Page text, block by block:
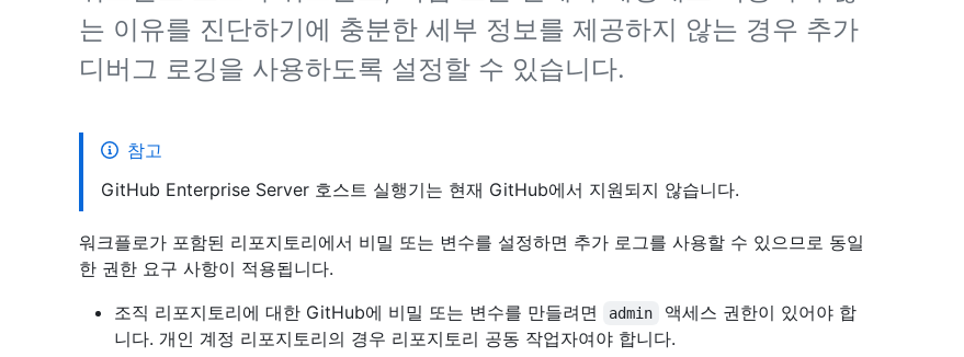
는 이유를 진단하기에 충분한 세부 정보를 제공하지 않는 경우 추가
디버그 로깅을 사용하도록 설정할 수 있습니다.
참고
GitHub Enterprise Server 호스트 실행기는 현재 GitHub에서 지원되지 않습니다.
워크플로가 포함된 리포지토리에서 비밀 또는 변수를 설정하면 추가 로그를 사용할 수 있으므로 동일
한 권한 요구 사항이 적용됩니다.
조직 리포지토리에 대한 GitHub에 비밀 또는 변수를 만들려면
admin
액세스 권한이 있어야 합
니다. 개인 계정 리포지토리의 경우 리포지토리 공동 작업자여야 합니다.